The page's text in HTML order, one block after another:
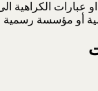
عبارات الكراهية
أو مؤسسة رسمية